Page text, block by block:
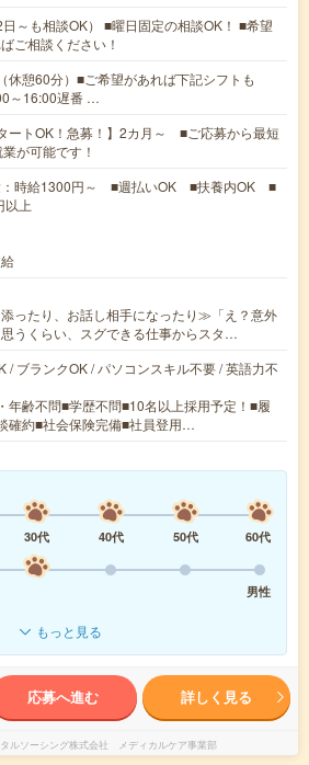
～も相談OK） ■曜日固定の相談OK！ ■希望
ご相談ください！
休憩60分）■ご希望があれば下記シフトも
～16:00遅番 …
ートOK！急募！】2カ月～ ■ご応募から最短
が可能です！
：時給1300円～ ■週払いOK ■扶養内OK ■
以上
ったり、お話し相手になったり≫「え？意外
うくらい、スグできる仕事からスタ…
/ ブランクOK / パソコンスキル不要 / 英語力不
年齢不問■学歴不問■10名以上採用予定！■履
確約■社会保険完備■社員登用…
30代 40代 50代
60代
男性
もっと見る
応募へ進む 詳しく見る
ルソーシング株式会社 メディカルケア事業部